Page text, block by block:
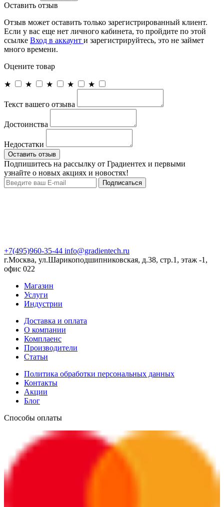
Оставить отзыв
Отзыв может оставить только зарегистрированный клиент.
Если у вас еще нет личного кабинета, то пройдите по этой
ссылке Вход в аккаунт и зарегистрируйтесь, это не займет
много времени.
Оцените товар
★ ★ ★ ★ ★
Текст вашего отзыва
Достоинства
Недостатки
Оставить отзыв
Подпишитесь на рассылку от Градиентех и первыми
узнайте о новых акциях и новостях!
Подписаться
+7(495)960-35-44 info@gradientech.ru
г.Москва, ул.Шарикоподшипниковская, д.38, стр.1, этаж -1,
офис 022
Магазин
Услуги
Индустрии
Доставка и оплата
О компании
Комплаенс
Производители
Статьи
Политика обработки персональных данных
Контакты
Акции
Блог
Способы оплаты